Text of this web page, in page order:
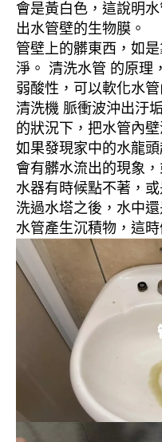
會是黃白色，這說明
出水管壁的生物膜。
管壁上的髒東西，如
淨。 清洗水管 的原理
弱酸性，可以軟化水
清洗機 脈衝波沖出汙
的狀況下，把水管內壁
如果發現家中的水龍
會有髒水流出的現象
水器有時候點不著，
洗過水塔之後，水中
水管產生沉積物，這